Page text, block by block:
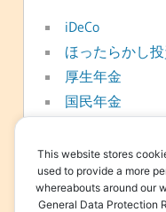
iDeCo
ほったらかし
厚生年金
国民年金
新NISA
日常
資産形成
This website stores
used to provide a more
whereabouts around our
General Data Protection